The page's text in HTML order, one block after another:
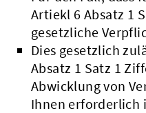
Artiekl 6 Absatz 1
gesetzliche
Dies gesetzlich
Absatz 1 Satz 1
Abwicklung von
Ihnen erforderlich